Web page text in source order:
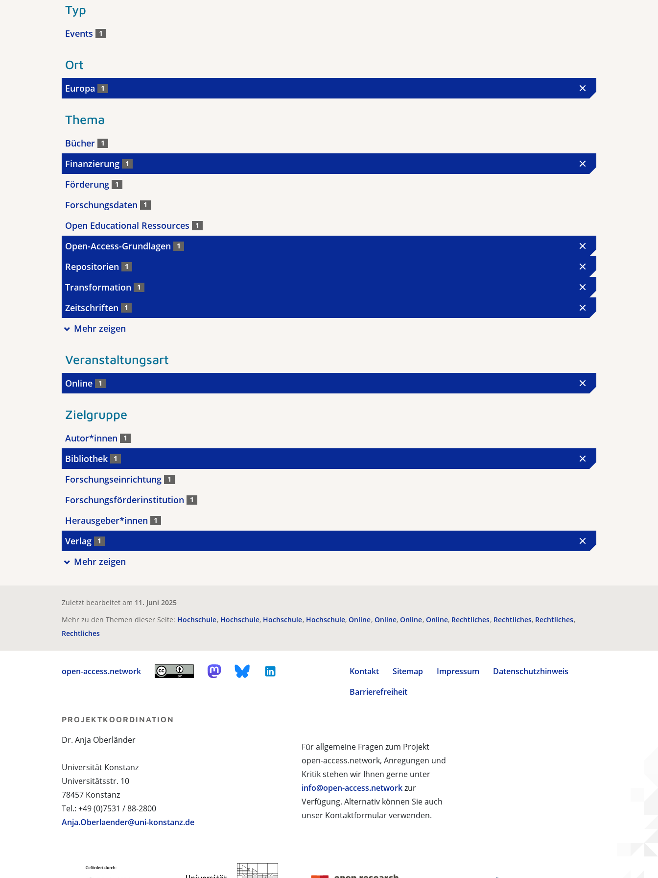
Typ
Events 1
Ort
Europa 1
Thema
Bücher 1
Finanzierung 1
Förderung 1
Forschungsdaten 1
Open Educational Ressources 1
Open-Access-Grundlagen 1
Repositorien 1
Transformation 1
Zeitschriften 1
Mehr zeigen
Veranstaltungsart
Online 1
Zielgruppe
Autor*innen 1
Bibliothek 1
Forschungseinrichtung 1
Forschungsförderinstitution 1
Herausgeber*innen 1
Verlag 1
Mehr zeigen
Zuletzt bearbeitet am 11. Juni 2025
Mehr zu den Themen dieser Seite: Hochschule Hochschule Hochschule Hochschule Online Online Online Online Rechtliches Rechtliches Rechtliches
Rechtliches
open-access.network Kontakt Sitemap Impressum
Datenschutzhinweis
Barrierefreiheit
Für allgemeine Fragen zum Projekt
open-access.network, Anregungen und
Kritik stehen wir Ihnen gerne unter
info@open-access.networkzur
Verfügung. Alternativ können Sie auch
unser Kontaktformular verwenden.
PROJEKTKOORDINATION
Dr. Anja Oberländer
Universität Konstanz
Universitätsstr. 10
78457 Konstanz
Tel.: +49 (0)7531 / 88-2800
Anja.Oberlaender@uni-konstanz.de